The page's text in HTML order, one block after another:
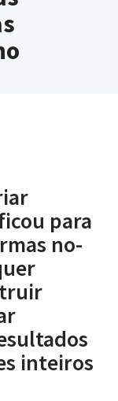
para
no-
inteiros